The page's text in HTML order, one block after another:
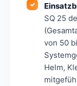
SQ 25
von 50
Helm,